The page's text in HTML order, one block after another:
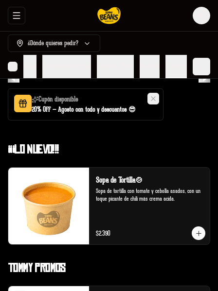
Abrir menu de navegación Login
¿Dónde quieres pedir?
Quesadillas
Cupón disponible
20% OFF — Agosto con todo y descuentos 😎
¡¡¡Lo Nuevo!!!
Sopa de Tortilla🍲
Sopa de tortilla con tomate y cebolla asados, con un
toque picante de chili más crema acida.
$2.390
Tommy Promos